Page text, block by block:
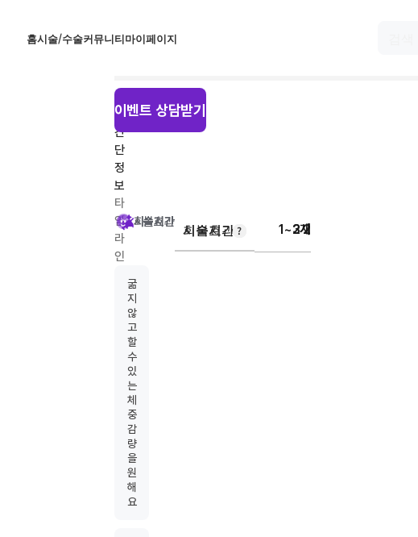
홈시술/수술커뮤니티마이페이지
시
술
간
단
정
보
타
임
라
인
시술시간 시술시간 2시간
회복기간 회복기간 2주
시술효과 시술효과 1~3개월
굶
지
않
고
할
수
있
는
체
중
감
량
을
원
해
요
이벤트 상담받기